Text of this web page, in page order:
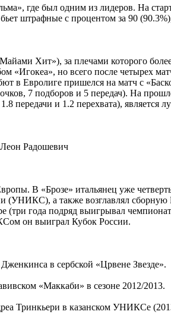
где был одним из лидеров. На
штрафные с процентом за 90
Хит»), за плечами которого
«Игокеа», но всего после четырех
в Евролиге пришелся на матч с
7 подборов и 5 передач). На
передачи и 1.2 перехвата),
Радошевич
В «Брозе» итальянец уже
(УНИКС), а также возглавлял
(три года подряд выигрывал
он выиграл Кубок России.
в сербской «Црвене Звезде».
«Маккаби» в сезоне 2012/2013.
Тринкьери в казанском УНИКСе